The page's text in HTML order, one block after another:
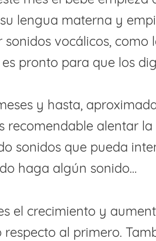
lengua materna y
vocálicos, como
pronto para que los
y hasta,
recomendable alentar
sonidos que pueda
haga algún sonido…
el crecimiento y
al primero.